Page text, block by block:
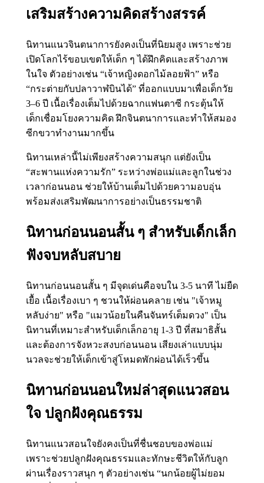
เสริมสร้างความคิดสร้างสรรค์
นิทานแนวจินตนาการยังคงเป็นที่นิยมสูง เพราะช่วย
เปิดโลกไร้ขอบเขตให้เด็ก ๆ ได้ฝึกคิดและสร้างภาพ
ในใจ ตัวอย่างเช่น “เจ้าหญิงดอกไม้ลอยฟ้า” หรือ
“กระต่ายกับปลาวาฬบินได้” ที่ออกแบบมาเพื่อเด็กวัย
3–6 ปี เนื้อเรื่องเต็มไปด้วยฉากแฟนตาซี กระตุ้นให้
เด็กเชื่อมโยงความคิด ฝึกจินตนาการและทำให้สมอง
ซีกขวาทำงานมากขึ้น
นิทานเหล่านี้ไม่เพียงสร้างความสนุก แต่ยังเป็น
“สะพานแห่งความรัก” ระหว่างพ่อแม่และลูกในช่วง
เวลาก่อนนอน ช่วยให้บ้านเต็มไปด้วยความอบอุ่น
พร้อมส่งเสริมพัฒนาการอย่างเป็นธรรมชาติ
นิทานก่อนนอนสั้น ๆ สำหรับเด็กเล็ก
ฟังจบหลับสบาย
นิทานก่อนนอนสั้น ๆ มีจุดเด่นคือจบใน 3-5 นาที ไม่ยืด
เยื้อ เนื้อเรื่องเบา ๆ ชวนให้ผ่อนคลาย เช่น "เจ้าหมู
หลับง่าย" หรือ "แมวน้อยในคืนจันทร์เต็มดวง" เป็น
นิทานที่เหมาะสำหรับเด็กเล็กอายุ 1-3 ปี ที่สมาธิสั้น
และต้องการจังหวะสงบก่อนนอน เสียงเล่าแบบนุ่ม
นวลจะช่วยให้เด็กเข้าสู่โหมดพักผ่อนได้เร็วขึ้น
นิทานก่อนนอนใหม่ล่าสุดแนวสอน
ใจ ปลูกฝังคุณธรรม
นิทานแนวสอนใจยังคงเป็นที่ชื่นชอบของพ่อแม่
เพราะช่วยปลูกฝังคุณธรรมและทักษะชีวิตให้กับลูก
ผ่านเรื่องราวสนุก ๆ ตัวอย่างเช่น “นกน้อยผู้ไม่ยอม